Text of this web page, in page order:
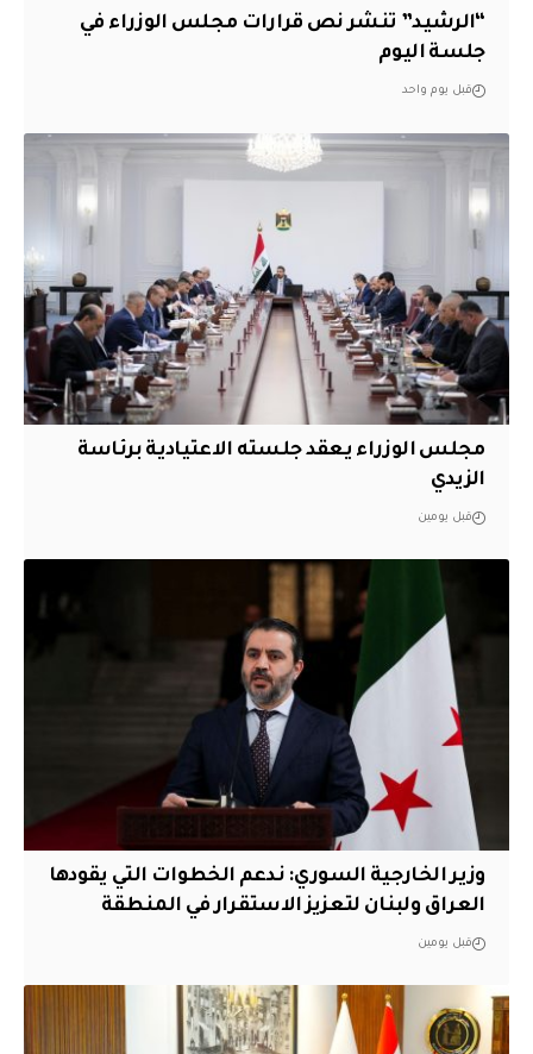
“الرشيد” تنشر نص قرارات مجلس الوزراء في
جلسة اليوم
قبل يوم واحد
مجلس الوزراء يعقد جلسته الاعتيادية برئاسة
الزيدي
قبل يومين
وزير الخارجية السوري: ندعم الخطوات التي يقودها
العراق ولبنان لتعزيز الاستقرار في المنطقة
قبل يومين